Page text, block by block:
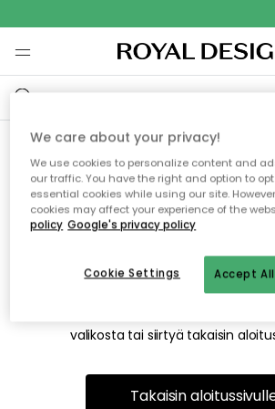
Emme
etsimääsi
Tämä voi johtua siitä, että sivua ei enää
on siirretty muualle. Pahoittelemme
valikosta tai siirtyä takaisin
Takaisin
We care about your privacy!
We use cookies to personalize content and
our traffic. You have the right and option to
essential cookies while using our site.
cookies may affect your experience of the
policy Google's privacy policy
Accept
Cookie Settings